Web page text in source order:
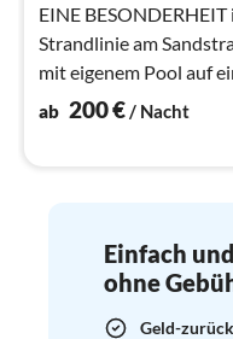
EINE
Strandlinie am
mit eigenem Pool auf
ab 200€/ Nacht
Einfach
ohne
Geld-